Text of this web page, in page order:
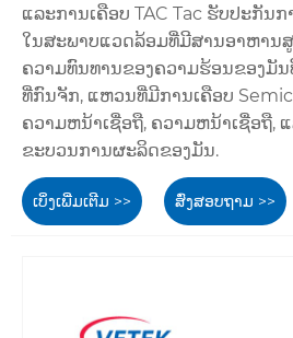
ແລະການເຄືອບ TAC Tac ຮັບປະກັນ
ໃນສະພາບແວດລ້ອມທີ່ມີສານອາຫານ
ຄວາມທົນທານຂອງຄວາມຮ້ອນຂອງມັນ
ທີ່ກົນຈັກ, ແຫວນທີ່ມີການເຄືອບ
ຄວາມຫນ້າເຊື່ອຖື, ຄວາມຫນ້າເຊື່ອຖື,
ຂະບວນການຜະລິດຂອງມັນ.
ເບິ່ງເພີ່ມເຕີມ >> ສົ່ງສອບຖາມ >>